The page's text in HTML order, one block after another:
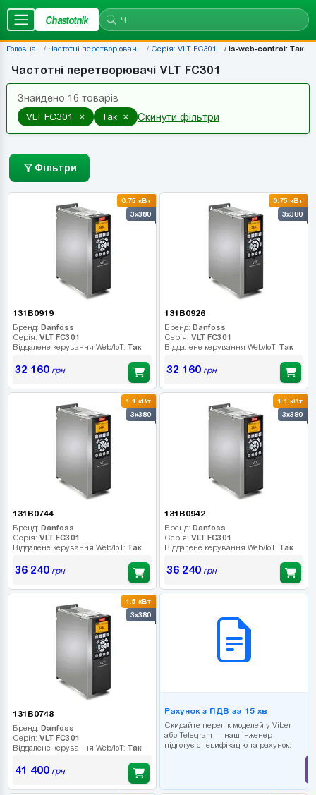
Chastotnik
Головна Частотні перетворювачі Серія: VLT FC301 Is-web-control: Так
Частотні перетворювачі VLT FC301
Знайдено 16 товарів
VLT FC301
× Так × Скинути фільтри
Фільтри
0.75 кВт
3x380
131B0919
Бренд: Danfoss
Серія: VLT FC301
Віддалене керування Web/IoT: Так
32 160грн
0.75 кВт
3x380
131B0926
Бренд: Danfoss
Серія: VLT FC301
Віддалене керування Web/IoT: Так
32 160грн
1.1 кВт
3x380
131B0744
Бренд: Danfoss
Серія: VLT FC301
Віддалене керування Web/IoT: Так
36 240грн
1.1 кВт
3x380
131B0942
Бренд: Danfoss
Серія: VLT FC301
Віддалене керування Web/IoT: Так
36 240грн
1.5 кВт
3x380
131B0748
Бренд: Danfoss
Серія: VLT FC301
Віддалене керування Web/IoT: Так
41 400грн
Рахунок з ПДВ за 15 хв
Скидайте перелік моделей у Viber
або Telegram — наш інженер
підготує специфікацію та рахунок.